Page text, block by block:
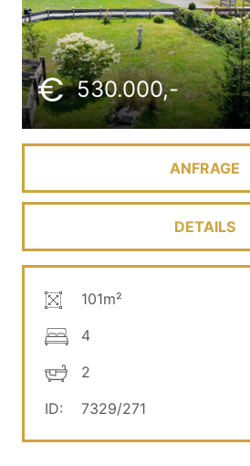
530.000,-
ANFRAGE
DETAILS
101m²
4
2
ID:
7329/271